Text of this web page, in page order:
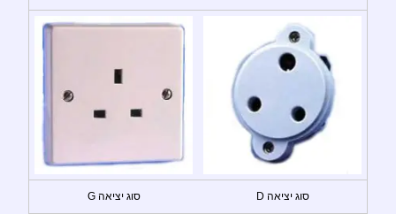
סוג יציאה D סוג יציאה G